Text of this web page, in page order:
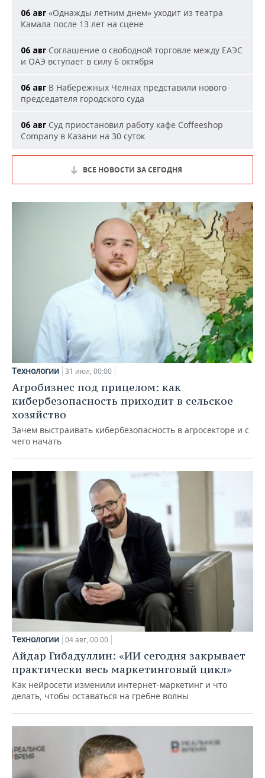
06 авг «Однажды летним днем» уходит из театра
Камала после 13 лет на сцене
06 авг Соглашение о свободной торговле между ЕАЭС
и ОАЭ вступает в силу 6 октября
06 авг В Набережных Челнах представили нового
председателя городского суда
06 авг Суд приостановил работу кафе Coffeeshop
Company в Казани на 30 суток
ВСЕ НОВОСТИ ЗА СЕГОДНЯ
Технологии 31 июл, 00:00
Агробизнес под прицелом: как
кибербезопасность приходит в сельское
хозяйство
Зачем выстраивать кибербезопасность в агросекторе и с
чего начать
Технологии 04 авг, 00:00
Айдар Гибадуллин: «ИИ сегодня закрывает
практически весь маркетинговый цикл»
Как нейросети изменили интернет-маркетинг и что
делать, чтобы оставаться на гребне волны